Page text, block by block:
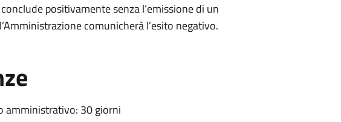
positivamente senza l’emissione di un
comunicherà l’esito negativo.
amministrativo: 30 giorni